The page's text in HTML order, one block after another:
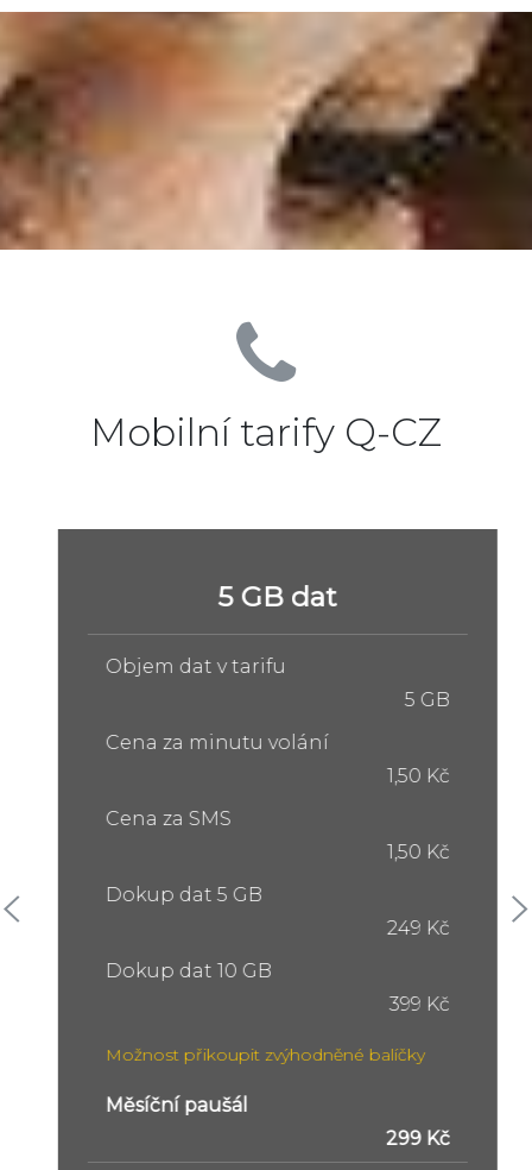
Mobilní tarify Q-CZ
5 GB dat
Objem dat v tarifu
5 GB
Cena za minutu volání
1,50 Kč
Cena za SMS
1,50 Kč
Dokup dat 5 GB
249 Kč
Dokup dat 10 GB
399 Kč
Možnost přikoupit zvýhodněné balíčky
Měsíční paušál
299 Kč